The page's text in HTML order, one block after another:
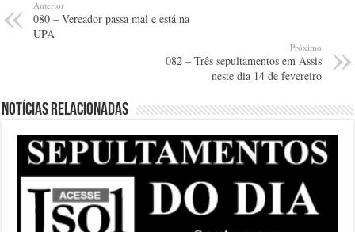
Anterior
080 – Vereador passa mal e está na
UPA
Próximo
082 – Três sepultamentos em Assis
neste dia 14 de fevereiro
Notícias relacionadas